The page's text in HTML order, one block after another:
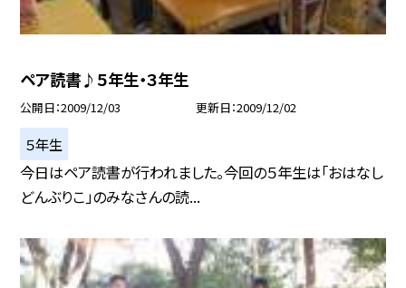
ペア読書♪５年生・３年生
公開日 2009/12/03 更新日 2009/12/02
５年生
今日はペア読書が行われました。今回の５年生は「おはなし
どんぶりこ」のみなさんの読...